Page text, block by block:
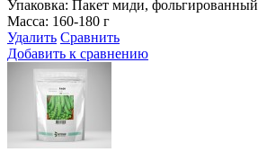
Упаковка: Пакет миди, фольгированный
Масса: 160-180 г
Удалить Сравнить
Добавить к сравнению